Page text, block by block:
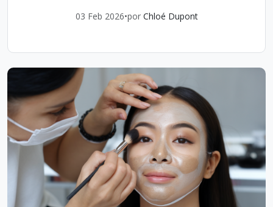
03 Feb 2026•por Chloé Dupont